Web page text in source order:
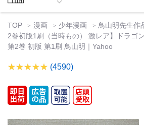
TOP 漫画 少年漫画
鳥山明先生作
2巻初版1刷（当時もの） 激レア】ドラゴ
第2巻 初版 第1刷 鳥山明｜Yahoo
(4590)